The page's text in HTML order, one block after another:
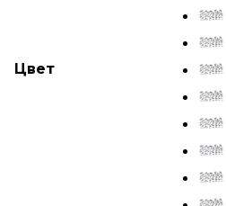
Цвет